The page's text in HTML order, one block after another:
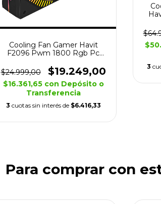
Cooling Fan Gamer Havit
F2096 Pwm 1800 Rgb Pc
$24.999,00
$19.249,00
$16.361,65 con Depósito o
Transferencia
3 cuotas sin interés de $6.416,33
3
Para comprar con